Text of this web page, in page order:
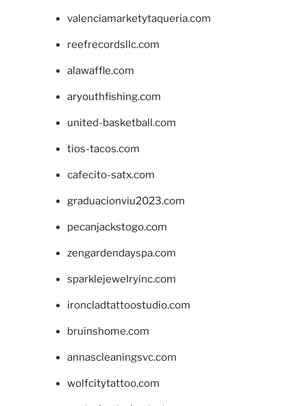
valenciamarketytaqueria.com
reefrecordsllc.com
alawaffle.com
aryouthfishing.com
united-basketball.com
tios-tacos.com
cafecito-satx.com
graduacionviu2023.com
pecanjackstogo.com
zengardendayspa.com
sparklejewelryinc.com
ironcladtattoostudio.com
bruinshome.com
annascleaningsvc.com
wolfcitytattoo.com